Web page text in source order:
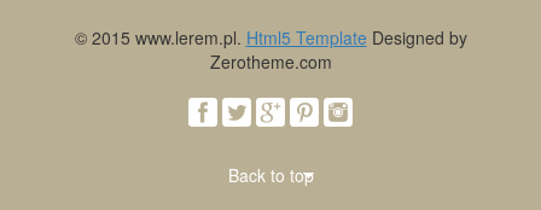
© 2015 www.lerem.pl. Html5 Template Designed by
Zerotheme.com
Back to top